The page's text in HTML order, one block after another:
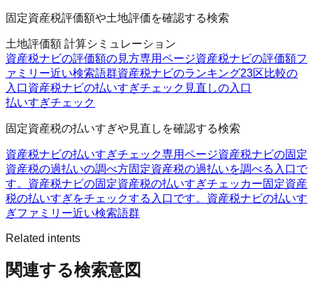
固定資産税評価額や土地評価を確認する検索
土地評価額 計算シミュレーション
資産税ナビの評価額の見方専用ページ資産税ナビの評価額フ
ァミリー近い検索語群資産税ナビのランキング23区比較の
入口資産税ナビの払いすぎチェック 見直しの入口
払いすぎチェック
固定資産税の払いすぎや見直しを確認する検索
資産税ナビの払いすぎチェック専用ページ資産税ナビの固定
資産税の過払いの調べ方固定資産税の過払いを調べる入口で
す。 資産税ナビの固定資産税の払いすぎチェッカー固定資産
税の払いすぎをチェックする入口です。 資産税ナビの払いす
ぎファミリー近い検索語群
Related intents
関連する検索意図